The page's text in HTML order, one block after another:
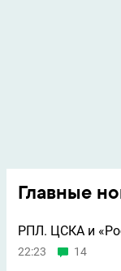
Главные
РПЛ. ЦСКА и
22:23 14